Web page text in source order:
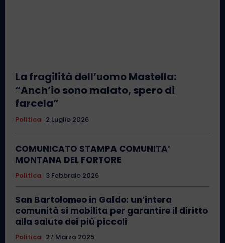
La fragilità dell’uomo Mastella:
“Anch’io sono malato, spero di
farcela”
Politica 2 Luglio 2026
COMUNICATO STAMPA COMUNITA’
MONTANA DEL FORTORE
Politica 3 Febbraio 2026
San Bartolomeo in Galdo: un’intera
comunità si mobilita per garantire il diritto
alla salute dei più piccoli
Politica 27 Marzo 2025